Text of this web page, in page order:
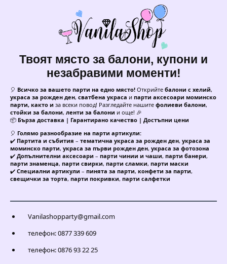
Твоят място за балони, купони и
незабравими моменти!
🎈 Всичко за вашето парти на едно място! Открийте балони с хелий,
украса за рожден ден, сватбена украса и парти аксесоари моминско
парти, както и за всеки повод! Разгледайте нашите фолиеви балони,
стойки за балони, ленти за балони и още! 🎉
📦 Бърза доставка | Гарантирано качество | Достъпни цени
🎈 Голямо разнообразие на парти артикули:
✔️ Партита и събития – тематична украса за рожден ден, украса за
моминско парти, украса за първи рожден ден, украса за фотозона
✔️ Допълнителни аксесоари – парти чинии и чаши, парти банери,
парти знаменца, парти свирки, парти сламки, парти маски
✔️ Специални артикули – пинята за парти, конфети за парти,
свещички за торта, парти покривки, парти салфетки
Vanilashopparty@gmail.com
телефон: 0877 339 609
телефон: 0876 93 22 25